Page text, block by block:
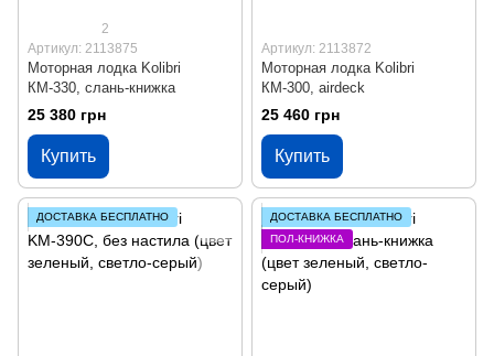
2
Артикул: 2113875
Моторная лодка Kolibri
КМ-330, слань-книжка
25 380 грн
Купить
Артикул: 2113872
Моторная лодка Kolibri
КМ-300, airdeck
25 460 грн
Купить
ДОСТАВКА БЕСПЛАТНО
ДОСТАВКА БЕСПЛАТНО
ПОЛ-КНИЖКА